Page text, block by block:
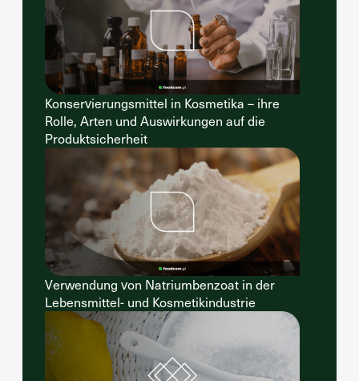
Konservierungsmittel in Kosmetika – ihre
Rolle, Arten und Auswirkungen auf die
Produktsicherheit
Verwendung von Natriumbenzoat in der
Lebensmittel- und Kosmetikindustrie